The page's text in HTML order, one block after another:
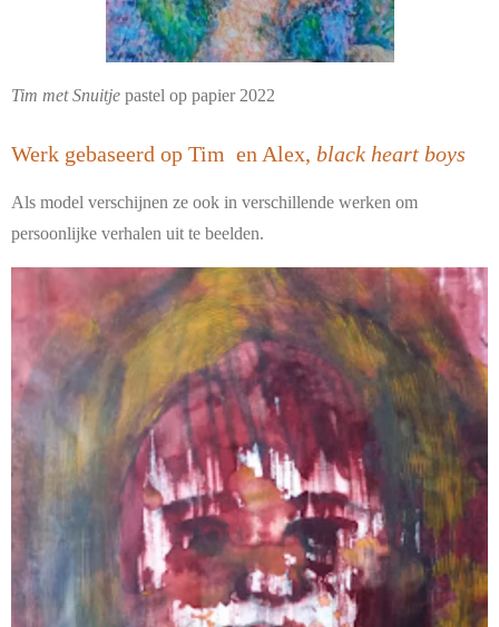
Tim met Snuitje pastel op papier 2022
Werk gebaseerd op Tim en Alex, black heart boys
Als model verschijnen ze ook in verschillende werken om
persoonlijke verhalen uit te beelden.